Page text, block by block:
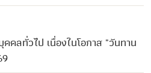
คลทั่วไป เนื่องในโอกาส "วันทาน